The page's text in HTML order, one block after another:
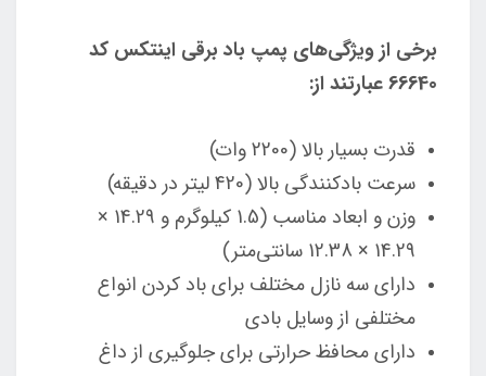
برخی از ویژگی‌های پمپ باد برقی اینتکس کد
66640 عبارتند از:
قدرت بسیار بالا (2200 وات)
سرعت بادکنندگی بالا (420 لیتر در دقیقه)
وزن و ابعاد مناسب (1.5 کیلوگرم و 14.29 ×
14.29 × 12.38 سانتی‌متر)
دارای سه نازل مختلف برای باد کردن انواع
مختلفی از وسایل بادی
دارای محافظ حرارتی برای جلوگیری از داغ